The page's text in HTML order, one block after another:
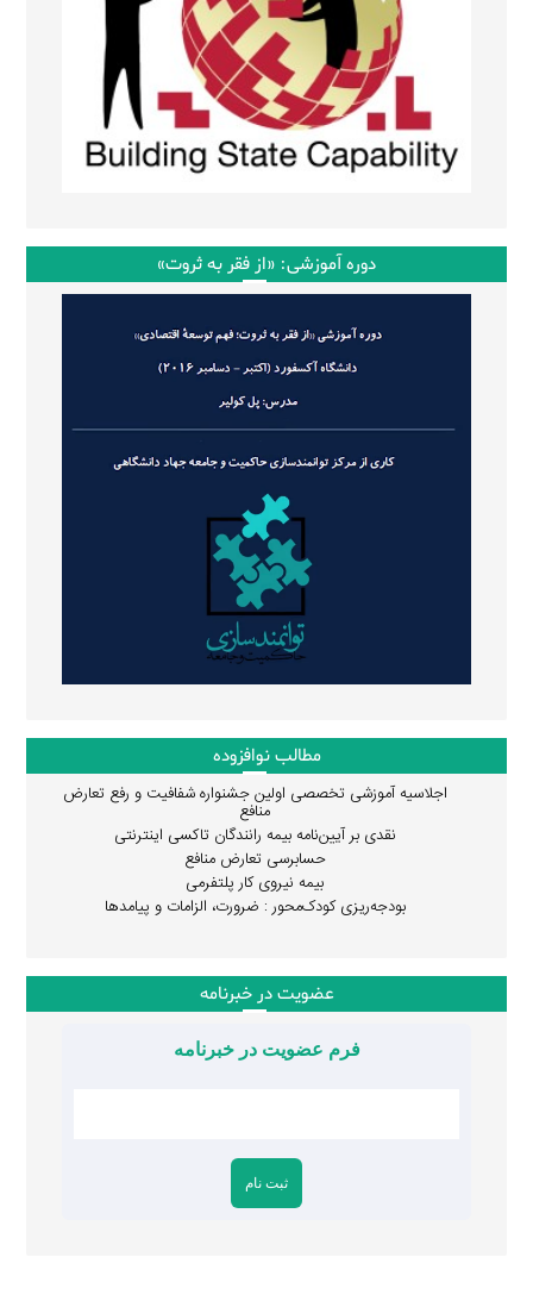
دوره آموزشی: «از فقر به ثروت»
مطالب نوافزوده
اجلاسیه آموزشی تخصصی اولین جشنواره شفافیت و رفع تعارض
منافع
نقدی بر آیین‌نامه بیمه رانندگان تاکسی اینترنتی
حسابرسی تعارض منافع
بیمه نیروی کار پلتفرمی
بودجه‌ریزی کودک‌محور : ضرورت، الزامات و پیامدها
عضویت در خبرنامه
فرم عضویت در خبرنامه